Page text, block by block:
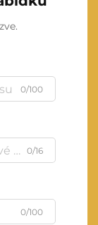
0/100
0/16
0/100